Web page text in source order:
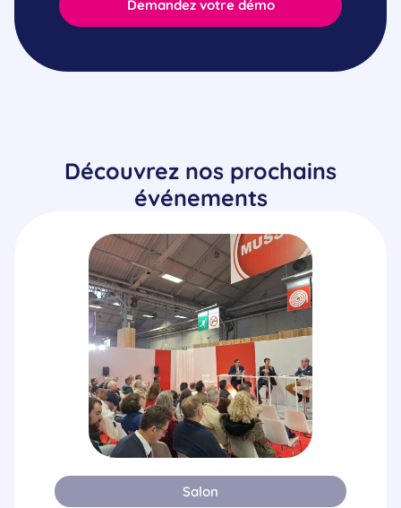
Demandez votre démo
Découvrez nos prochains
événements
Salon